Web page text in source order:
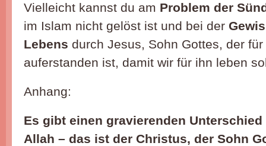
Vielleicht kannst du am Problem der
im Islam nicht gelöst ist und bei der
Lebens durch Jesus, Sohn Gottes, der
auferstanden ist, damit wir für ihn leben
Anhang:
Es gibt einen gravierenden
Allah – das ist der Christus, der Sohn